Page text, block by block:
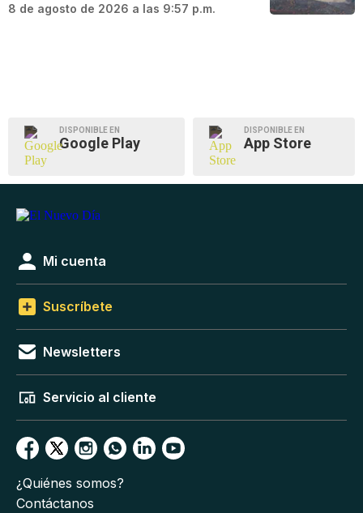
8 de agosto de 2026 a las 9:57 p.m.
DISPONIBLE EN
Google Play
DISPONIBLE EN
App Store
Mi cuenta
Suscríbete
Newsletters
Servicio al cliente
¿Quiénes somos?
Contáctanos